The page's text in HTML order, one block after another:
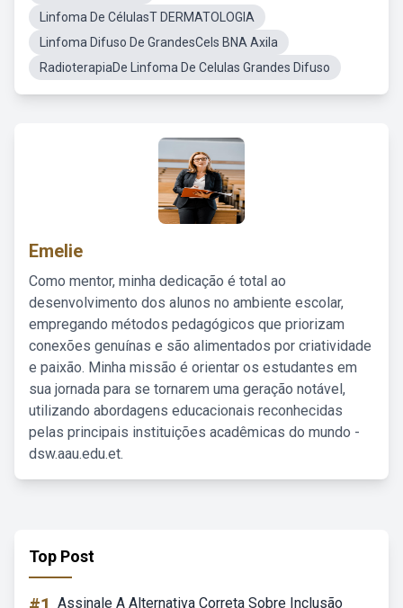
Linfoma De CélulasT DERMATOLOGIA
Linfoma Difuso De GrandesCels BNA Axila
RadioterapiaDe Linfoma De Celulas Grandes Difuso
Emelie
Como mentor, minha dedicação é total ao
desenvolvimento dos alunos no ambiente escolar,
empregando métodos pedagógicos que priorizam
conexões genuínas e são alimentados por criatividade
e paixão. Minha missão é orientar os estudantes em
sua jornada para se tornarem uma geração notável,
utilizando abordagens educacionais reconhecidas
pelas principais instituições acadêmicas do mundo -
dsw.aau.edu.et.
Top Post
Assinale A Alternativa Correta Sobre Inclusão